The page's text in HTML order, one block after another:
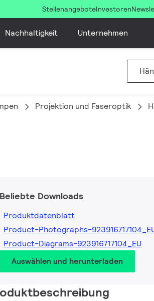
StellenangeboteInvestoren
Nachhaltigkeit Unternehmen
Projektion und Faseroptik
Beliebte Downloads
Produktdatenblatt
Product-Photographs-
Product-Diagrams-923916717104_EU
Auswählen und herunterladen